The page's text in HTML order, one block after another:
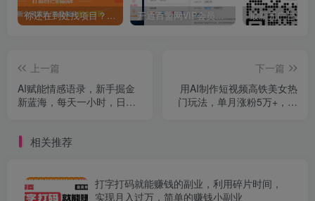
你还在到处找项目？还在当韭菜？我靠卖项目一个月收入5万+，曾经我也是个失败者。 开通百盟网VIP会员，尊享全站资源免费下载，享70%的推广提成！！【限时五折优惠】
上一篇
AI赋能情感语录，新手掘金
新蓝海，每天一小时，日赚
下一篇
用AI制作短视频高铁美女热
门玩法，单月涨粉5万+，拆
相关推荐
打字打码就能赚钱的副业，利用碎片时间，
实现月入过万，简单的赚钱小副业